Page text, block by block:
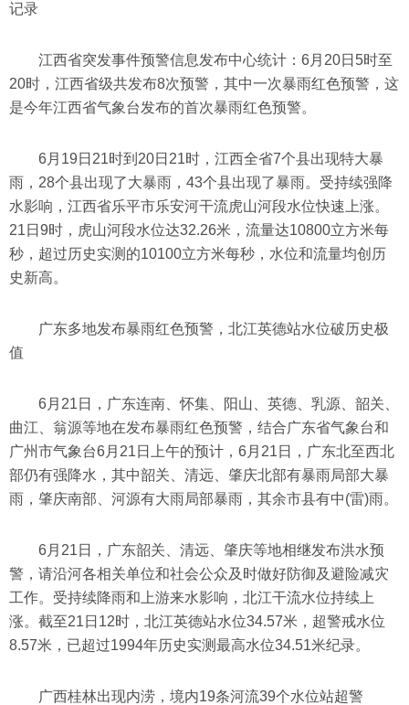
记录
江西省突发事件预警信息发布中心统计：6月20日5时至
20时，江西省级共发布8次预警，其中一次暴雨红色预警，这
是今年江西省气象台发布的首次暴雨红色预警。
6月19日21时到20日21时，江西全省7个县出现特大暴
雨，28个县出现了大暴雨，43个县出现了暴雨。受持续强降
水影响，江西省乐平市乐安河干流虎山河段水位快速上涨。
21日9时，虎山河段水位达32.26米，流量达10800立方米每
秒，超过历史实测的10100立方米每秒，水位和流量均创历
史新高。
广东多地发布暴雨红色预警，北江英德站水位破历史极
值
6月21日，广东连南、怀集、阳山、英德、乳源、韶关、
曲江、翁源等地在发布暴雨红色预警，结合广东省气象台和
广州市气象台6月21日上午的预计，6月21日，广东北至西北
部仍有强降水，其中韶关、清远、肇庆北部有暴雨局部大暴
雨，肇庆南部、河源有大雨局部暴雨，其余市县有中(雷)雨。
6月21日，广东韶关、清远、肇庆等地相继发布洪水预
警，请沿河各相关单位和社会公众及时做好防御及避险减灾
工作。受持续降雨和上游来水影响，北江干流水位持续上
涨。截至21日12时，北江英德站水位34.57米，超警戒水位
8.57米，已超过1994年历史实测最高水位34.51米纪录。
广西桂林出现内涝，境内19条河流39个水位站超警